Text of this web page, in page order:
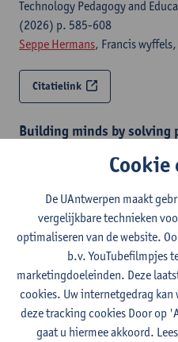
Technology Pedagogy and
(2026) p. 585-608
Seppe Hermans, Francis wyffels,
Citatielink
Building minds by solving
vocational education
Antwerp, University of Antwerp,
Department of Training and
Seppe Hermans
Peter Van
Citatielink
Secondary education
TPACK patterns relating
Cookie
De UAntwerpen maakt
vergelijkbare technieken
optimaliseren van de website.
b.v. YouTubefilmpjes
marketingdoeleinden. Deze
cookies. Uw internetgedrag
deze tracking cookies Door op
gaat u hiermee akkoord.